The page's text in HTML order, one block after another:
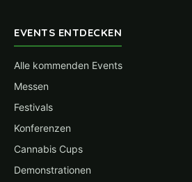
EVENTS ENTDECKEN
Alle kommenden Events
Messen
Festivals
Konferenzen
Cannabis Cups
Demonstrationen